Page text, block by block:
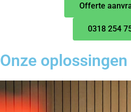
Offerte
0318 254
Onze oplossingen